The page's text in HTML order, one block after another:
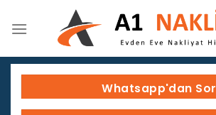
Whatsapp'dan Sor